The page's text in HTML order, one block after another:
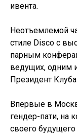
ивента.
Неотъемлемой
стиле Disco с
парным
ведущих, одним
Президент
Впервые в
гендер-пати, на
своего